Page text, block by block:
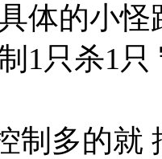
体的小
1只杀1
制多的就